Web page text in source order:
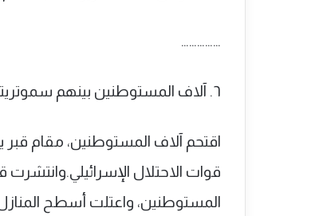
……………
٦. آلاف المستوطنين بينهم سموتريتش يقتحمون قبر يوسف شرق نابلس
اقتحم آلاف المستوطنين، مقام
قوات الاحتلال
المستوطنين، واعتلت أسطح